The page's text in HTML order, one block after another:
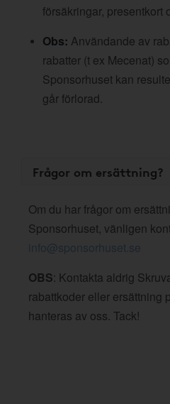
försäkringar, presentkort
Obs: Användande av
rabatter (t ex Mecenat)
Sponsorhuset kan
går förlorad.
Frågor om ersättning?
Om du har frågor om
Sponsorhuset, vänligen
info@sponsorhuset.se
OBS: Kontakta aldrig
rabattkoder eller ersättning
hanteras av oss. Tack!